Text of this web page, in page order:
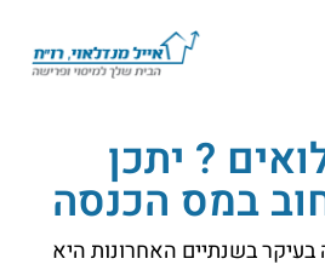
? יתכן
במס הכנסה
בשנתיים האחרונות היא